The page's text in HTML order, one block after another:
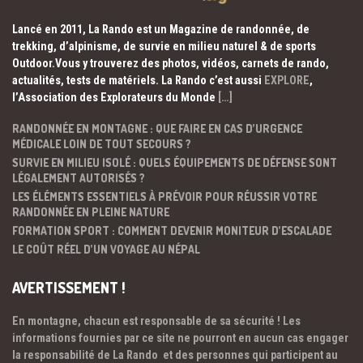
Lancé en 2011, La Rando est un Magazine de randonnée, de
trekking, d’alpinisme, de survie en milieu naturel & de sports
Outdoor.Vous y trouverez des photos, vidéos, carnets de rando,
actualités, tests de matériels. La Rando c’est aussi EXPLORE,
l’Association des Explorateurs du Monde […]
RANDONNÉE EN MONTAGNE : QUE FAIRE EN CAS D’URGENCE
MÉDICALE LOIN DE TOUT SECOURS ?
SURVIE EN MILIEU ISOLÉ : QUELS ÉQUIPEMENTS DE DÉFENSE SONT
LÉGALEMENT AUTORISÉS ?
LES ÉLÉMENTS ESSENTIELS À PRÉVOIR POUR RÉUSSIR VOTRE
RANDONNÉE EN PLEINE NATURE
FORMATION SPORT : COMMENT DEVENIR MONITEUR D’ESCALADE
LE COÛT RÉEL D’UN VOYAGE AU NÉPAL
AVERTISSEMENT !
En montagne, chacun est responsable de sa sécurité ! Les
informations fournies par ce site ne pourront en aucun cas engager
la responsabilité de La Rando et des personnes qui participent au